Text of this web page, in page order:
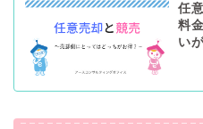
任
料
い